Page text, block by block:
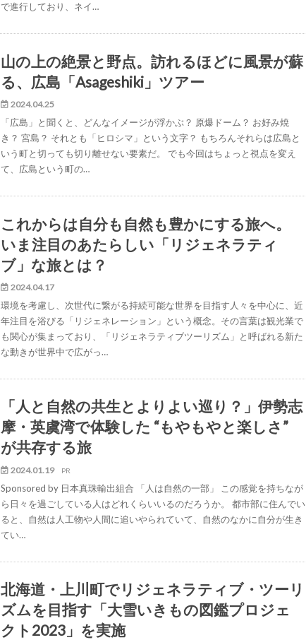
で進行しており、ネイ…
山の上の絶景と野点。訪れるほどに風景が蘇
る、広島「Asageshiki」ツアー
2024.04.25
「広島」と聞くと、どんなイメージが浮かぶ？ 原爆ドーム？ お好み焼
き？ 宮島？ それとも「ヒロシマ」という文字？ もちろんそれらは広島と
いう町と切っても切り離せない要素だ。 でも今回はちょっと視点を変え
て、広島という町の…
これからは自分も自然も豊かにする旅へ。
いま注目のあたらしい「リジェネラティ
ブ」な旅とは？
2024.04.17
環境を考慮し、次世代に繋がる持続可能な世界を目指す人々を中心に、近
年注目を浴びる「リジェネレーション」という概念。その言葉は観光業で
も関心が集まっており、「リジェネラティブツーリズム」と呼ばれる新た
な動きが世界中で広がっ…
「人と自然の共生とよりよい巡り？」伊勢志
摩・英虞湾で体験した “もやもやと楽しさ”
が共存する旅
2024.01.19 PR
Sponsored by 日本真珠輸出組合 「人は自然の一部」 この感覚を持ちなが
ら日々を過ごしている人はどれくらいいるのだろうか。 都市部に住んでい
ると、自然は人工物や人間に追いやられていて、自然のなかに自分が生き
てい…
北海道・上川町でリジェネラティブ・ツーリ
ズムを目指す「大雪いきもの図鑑プロジェ
クト2023」を実施